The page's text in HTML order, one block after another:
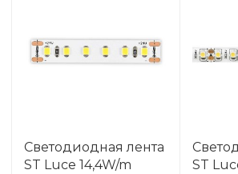
Светодиодная лента
ST Luce 14,4W/m
ST